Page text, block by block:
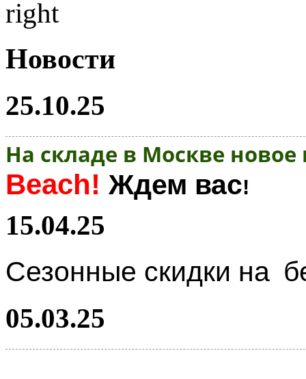
Новости
25.10.25
На складе в Москве
Beach! Ждем вас!
15.04.25
Сезонные скидки на
05.03.25